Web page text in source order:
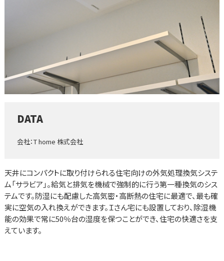
DATA
会社：T home 株式会社
天井にコンパクトに取り付けられる住宅向けの外気処理換気システ
ム「サラビア」。給気と排気を機械で強制的に行う第一種換気のシス
テムです。防湿にも配慮した高気密・高断熱の住宅に最適で、最も確
実に空気の入れ換えができます。Ｉさん宅にも設置しており、除湿機
能の効果で常に50％台の湿度を保つことができ、住宅の快適さを支
えています。